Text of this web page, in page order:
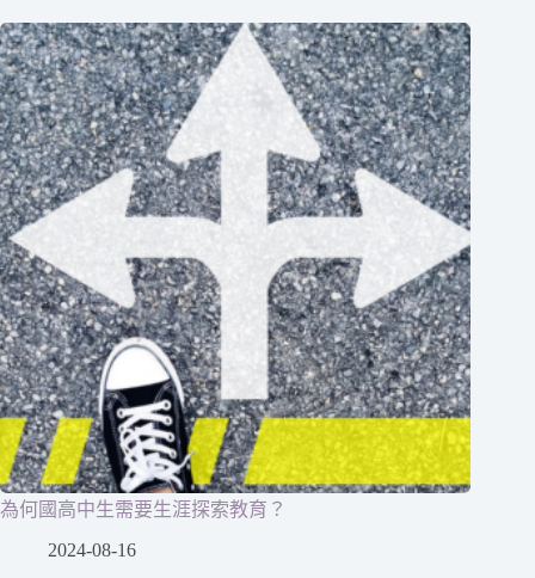
為何國高中生需要生涯探索教育？
2024-08-16